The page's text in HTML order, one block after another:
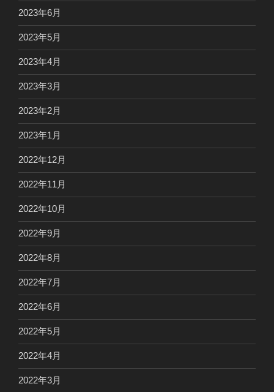
2023年6月
2023年5月
2023年4月
2023年3月
2023年2月
2023年1月
2022年12月
2022年11月
2022年10月
2022年9月
2022年8月
2022年7月
2022年6月
2022年5月
2022年4月
2022年3月